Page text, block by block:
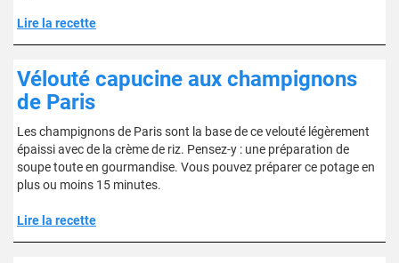
Lire la recette
Vélouté capucine aux champignons
de Paris
Les champignons de Paris sont la base de ce velouté légèrement
épaissi avec de la crème de riz. Pensez-y : une préparation de
soupe toute en gourmandise. Vous pouvez préparer ce potage en
plus ou moins 15 minutes.
Lire la recette